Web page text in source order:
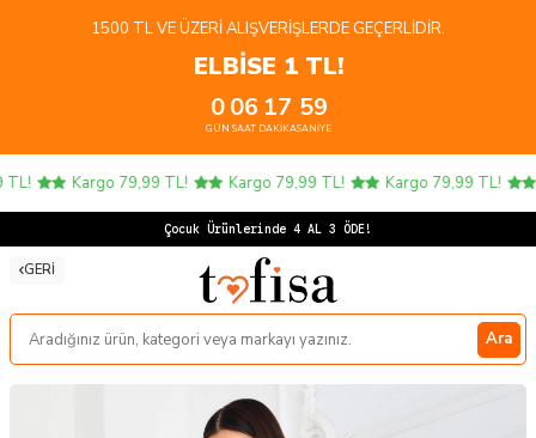
1500 TL VE ÜZERI ALIŞVERIŞLERDE GEÇERLIDIR.
ELBİSE 1 TL!
0
GÜN
06
SAAT
17
DAKIKA
59
SANIYE
Kargo 79,99 TL! Kargo 79,99 TL! Kargo 79,99 TL!
Çocuk Ürünlerinde 4 AL 3 ÖDE!
GERI
Ara